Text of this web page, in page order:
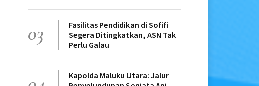
03
Fasilitas Pendidikan di Sofifi
Segera Ditingkatkan, ASN Tak
Perlu Galau
Kapolda Maluku Utara: Jalur